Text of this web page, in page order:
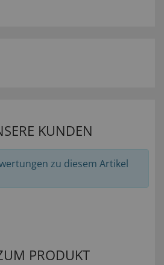
KUNDEN
zu diesem Artikel
PRODUKT